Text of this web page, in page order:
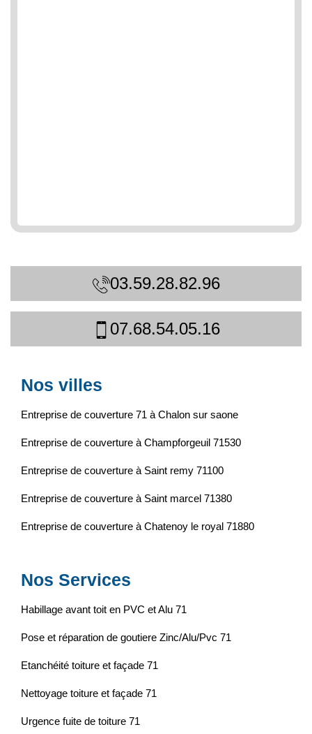
03.59.28.82.96
07.68.54.05.16
Nos villes
Entreprise de couverture 71 à Chalon sur saone
Entreprise de couverture à Champforgeuil 71530
Entreprise de couverture à Saint remy 71100
Entreprise de couverture à Saint marcel 71380
Entreprise de couverture à Chatenoy le royal 71880
Nos Services
Habillage avant toit en PVC et Alu 71
Pose et réparation de goutiere Zinc/Alu/Pvc 71
Etanchéité toiture et façade 71
Nettoyage toiture et façade 71
Urgence fuite de toiture 71